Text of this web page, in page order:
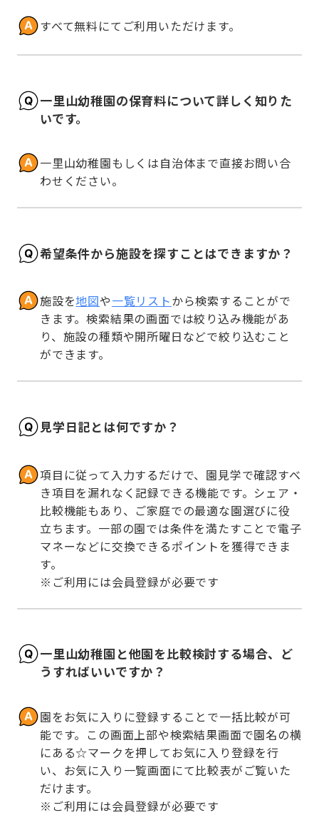
すべて無料にてご利用いただけます。
一里山幼稚園の保育料について詳しく知りた
いです。
一里山幼稚園もしくは自治体まで直接お問い合
わせください。
希望条件から施設を探すことはできますか？
施設を地図や一覧リストから検索することがで
きます。検索結果の画面では絞り込み機能があ
り、施設の種類や開所曜日などで絞り込むこと
ができます。
見学日記とは何ですか？
項目に従って入力するだけで、園見学で確認すべ
き項目を漏れなく記録できる機能です。シェア・
比較機能もあり、ご家庭での最適な園選びに役
立ちます。一部の園では条件を満たすことで電子
マネーなどに交換できるポイントを獲得できま
す。
※ご利用には会員登録が必要です
一里山幼稚園と他園を比較検討する場合、ど
うすればいいですか？
園をお気に入りに登録することで一括比較が可
能です。この画面上部や検索結果画面で園名の横
にある☆マークを押してお気に入り登録を行
い、お気に入り一覧画面にて比較表がご覧いた
だけます。
※ご利用には会員登録が必要です